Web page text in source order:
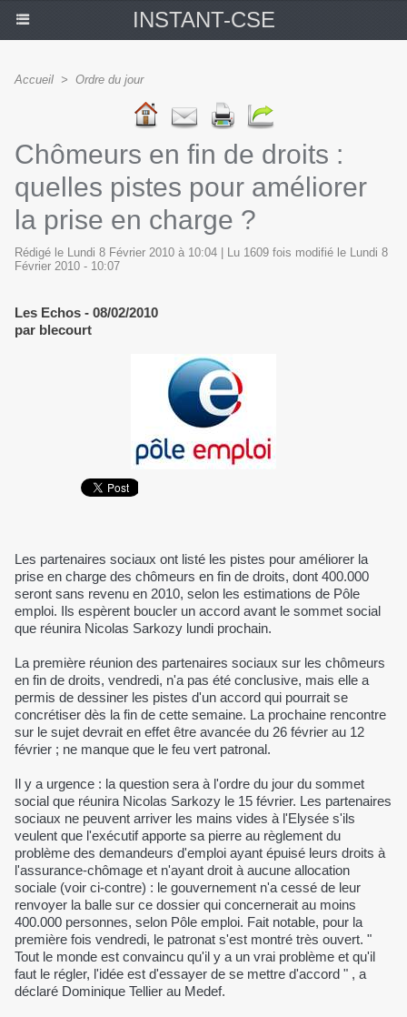
INSTANT-CSE
Accueil > Ordre du jour
Chômeurs en fin de droits :
quelles pistes pour améliorer
la prise en charge ?
Rédigé le Lundi 8 Février 2010 à 10:04 | Lu 1609 fois modifié le Lundi 8
Février 2010 - 10:07
Les Echos - 08/02/2010
par blecourt
Les partenaires sociaux ont listé les pistes pour améliorer la
prise en charge des chômeurs en fin de droits, dont 400.000
seront sans revenu en 2010, selon les estimations de Pôle
emploi. Ils espèrent boucler un accord avant le sommet social
que réunira Nicolas Sarkozy lundi prochain.
La première réunion des partenaires sociaux sur les chômeurs
en fin de droits, vendredi, n'a pas été conclusive, mais elle a
permis de dessiner les pistes d'un accord qui pourrait se
concrétiser dès la fin de cette semaine. La prochaine rencontre
sur le sujet devrait en effet être avancée du 26 février au 12
février ; ne manque que le feu vert patronal.
Il y a urgence : la question sera à l'ordre du jour du sommet
social que réunira Nicolas Sarkozy le 15 février. Les partenaires
sociaux ne peuvent arriver les mains vides à l'Elysée s'ils
veulent que l'exécutif apporte sa pierre au règlement du
problème des demandeurs d'emploi ayant épuisé leurs droits à
l'assurance-chômage et n'ayant droit à aucune allocation
sociale (voir ci-contre) : le gouvernement n'a cessé de leur
renvoyer la balle sur ce dossier qui concernerait au moins
400.000 personnes, selon Pôle emploi. Fait notable, pour la
première fois vendredi, le patronat s'est montré très ouvert. "
Tout le monde est convaincu qu'il y a un vrai problème et qu'il
faut le régler, l'idée est d'essayer de se mettre d'accord " , a
déclaré Dominique Tellier au Medef.